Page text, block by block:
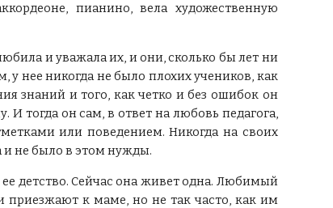
пианино, вела художественную
и уважала их, и они, сколько бы лет ни
нее никогда не было плохих учеников, как
знаний и того, как четко и без ошибок он
И тогда он сам, в ответ на любовь педагога,
или поведением. Никогда на своих
и не было в этом нужды.
детство. Сейчас она живет одна. Любимый
приезжают к маме, но не так часто, как им